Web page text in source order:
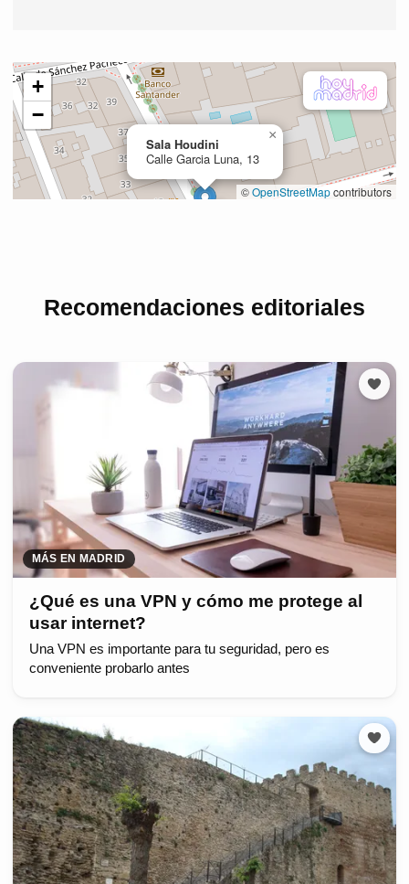
Recomendaciones editoriales
MÁS EN MADRID
¿Qué es una VPN y cómo me protege al
usar internet?
Una VPN es importante para tu seguridad, pero es
conveniente probarlo antes